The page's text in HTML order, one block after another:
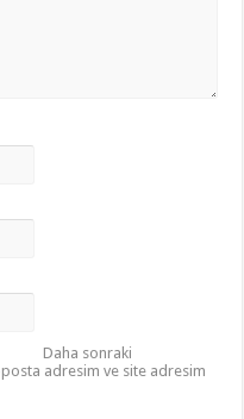
Daha sonraki
posta adresim ve site adresim